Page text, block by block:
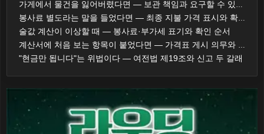
가게에서 물건을 잃어버렸다면 — 보관 책임과 요구할 수 있는 것
봉사료 별도라는 말을 들었다면 — 최종 지불 가격 표시와 확인 순서
술값 계산이 이상할 때 — 봉사료·부가세 표기와 확인 순서
계산서에 처음 보는 항목이 붙었다면 — 가격표 게시 의무와 대응 순서
"현금만 됩니다"는 위법이다 — 여전법 제19조와 신고 두 갈래